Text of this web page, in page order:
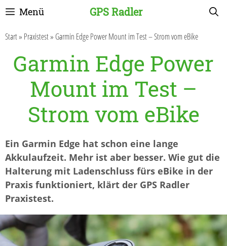
Zum
springen
GPS Radler
Menü
Start» Praxistest» Garmin Edge Power Mount im Test – Strom vom eBike
Garmin Edge Power
Mount im Test –
Strom vom eBike
Ein Garmin Edge hat schon eine lange
Akkulaufzeit. Mehr ist aber besser. Wie gut die
Halterung mit Ladenschluss fürs eBike in der
Praxis funktioniert, klärt der GPS Radler
Praxistest.